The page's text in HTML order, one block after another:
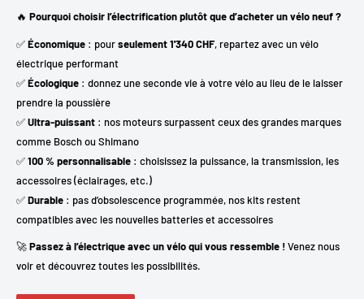
🔥 Pourquoi choisir l’électrification plutôt que d’acheter un vélo neuf ?
✅Économique : pourseulement 1'340 CHF, repartez avec un vélo
électrique performant
✅Écologique : donnez une seconde vie à votre vélo au lieu de le laisser
prendre la poussière
✅Ultra-puissant : nos moteurs surpassent ceux des grandes marques
comme Bosch ou Shimano
✅100 % personnalisable : choisissez la puissance, la transmission, les
accessoires (éclairages, etc.)
✅Durable : pas d’obsolescence programmée, nos kits restent
compatibles avec les nouvelles batteries et accessoires
🚀Passez à l’électrique avec un vélo qui vous ressemble !Venez nous
voir et découvrez toutes les possibilités.